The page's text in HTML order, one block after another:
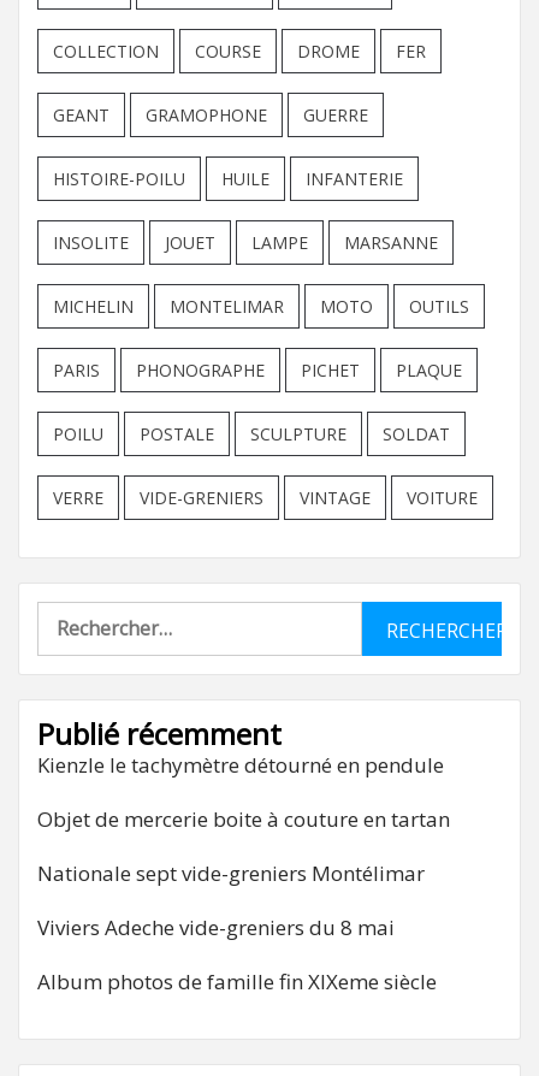
COLLECTION COURSE DROME FER
GEANT GRAMOPHONE GUERRE
HISTOIRE-POILU HUILE INFANTERIE
INSOLITE JOUET LAMPE MARSANNE
MICHELIN MONTELIMAR MOTO OUTILS
PARIS PHONOGRAPHE PICHET PLAQUE
POILU POSTALE SCULPTURE SOLDAT
VERRE VIDE-GRENIERS VINTAGE VOITURE
Rechercher :
Publié récemment
Kienzle le tachymètre détourné en pendule
Objet de mercerie boite à couture en tartan
Nationale sept vide-greniers Montélimar
Viviers Adeche vide-greniers du 8 mai
Album photos de famille fin XIXeme siècle